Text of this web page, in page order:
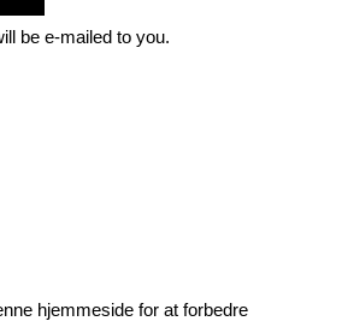
be e-mailed to you.
hjemmeside for at forbedre